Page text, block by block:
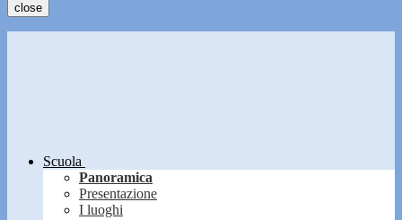
close
Scuola
Panoramica
Presentazione
I luoghi